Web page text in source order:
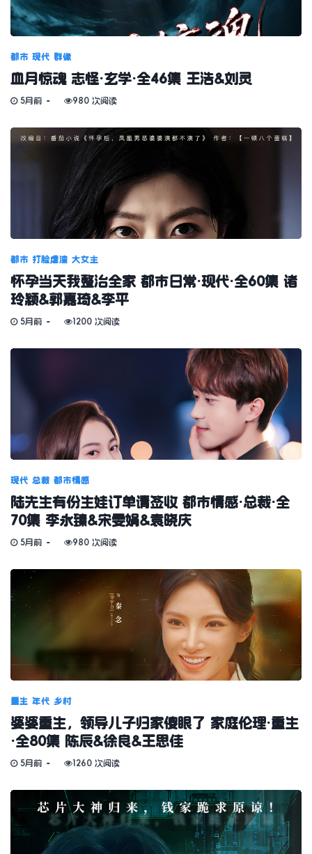
都市 现代 群像
血月惊魂 志怪·玄学·全46集 王浩&刘灵
5月前 980 次阅读
都市 打脸虐渣 大女主
怀孕当天我整治全家 都市日常·现代·全60集 诸
玲颖&郭嘉琦&李平
5月前 1200 次阅读
现代 总裁 都市情感
陆先生有份生娃订单请签收 都市情感·总裁·全
70集 李永臻&宋雯娟&袁晓庆
5月前 980 次阅读
重生 年代 乡村
婆婆重生，领导儿子归家傻眼了 家庭伦理·重生
·全80集 陈辰&徐良&王思佳
5月前 1260 次阅读